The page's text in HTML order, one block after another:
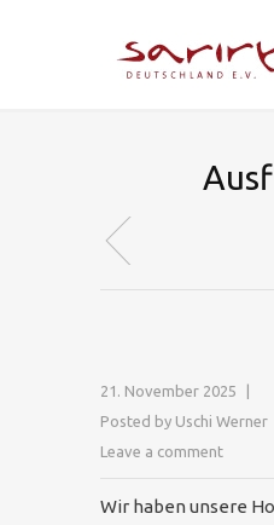
21. November 2025
Posted by Uschi Werner
Leave a comment
Wir haben unsere